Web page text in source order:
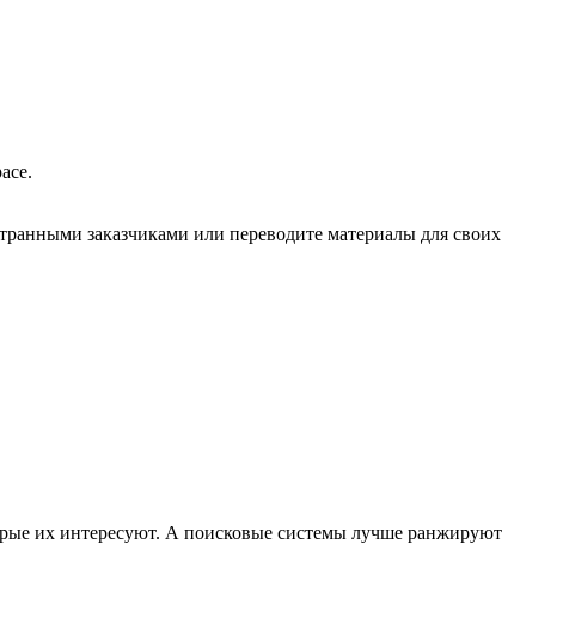
заказчиками или переводите материалы для своих
их интересуют. А поисковые системы лучше ранжируют